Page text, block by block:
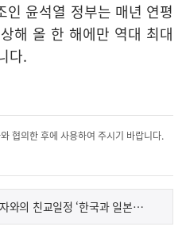
윤석열 정부는 매년 연평
해 올 한 해에만 역대 최대
다.
협의한 후에 사용하여 주시기 바랍니다.
김건희 여사, 일본 총리 배우자와의 친교일정 ‘한국과 일본을 잇는 K-pop 현장 방문’ 관련 정혜전 대변인 서면브리핑